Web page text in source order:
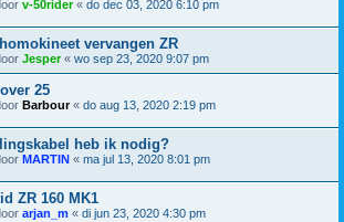
v-50rider« do dec 03, 2020 6:10 pm
vervangen ZR
Jesper« wo sep 23, 2020 9:07 pm
25
Barbour« do aug 13, 2020 2:19 pm
heb ik nodig?
MARTIN « ma jul 13, 2020 8:01 pm
ZR 160 MK1
arjan_m « di jun 23, 2020 4:30 pm